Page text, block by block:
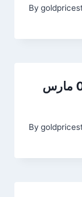
By
سعر الذهب في تركيا اليوم 08 مارس
By